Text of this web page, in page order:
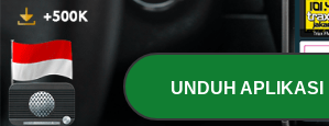
08 Jan 2016
7 - 2016年1月1日放送分
01 Jan 2016 UNDUH APLIKASI